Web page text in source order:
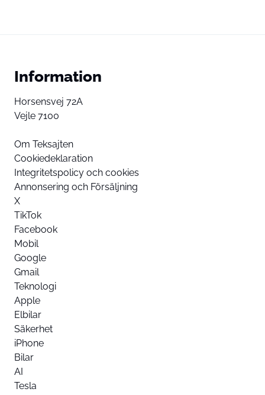
Information
Horsensvej 72A
Vejle 7100
Om Teksajten
Cookiedeklaration
Integritetspolicy och cookies
Annonsering och Försäljning
X
TikTok
Facebook
Mobil
Google
Gmail
Teknologi
Apple
Elbilar
Säkerhet
iPhone
Bilar
AI
Tesla